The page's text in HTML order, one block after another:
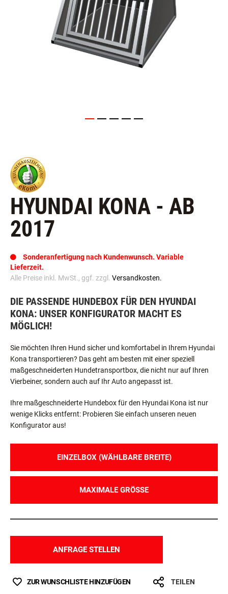
HYUNDAI KONA - AB
2017
Sonderanfertigung nach Kundenwunsch. Variable
Lieferzeit.
Alle Preise inkl. MwSt., ggf. zzgl. Versandkosten.
DIE PASSENDE HUNDEBOX FÜR DEN HYUNDAI
KONA: UNSER KONFIGURATOR MACHT ES
MÖGLICH!
Sie möchten Ihren Hund sicher und komfortabel in Ihrem Hyundai
Kona transportieren? Das geht am besten mit einer speziell
maßgeschneiderten Hundetransportbox, die nicht nur auf Ihren
Vierbeiner, sondern auch auf Ihr Auto angepasst ist.
Ihre maßgeschneiderte Hundebox für den Hyundai Kona ist nur
wenige Klicks entfernt: Probieren Sie einfach unseren neuen
Konfigurator aus!
EINZELBOX (WÄHLBARE BREITE)
MAXIMALE GRÖSSE
ANFRAGE STELLEN
ZUR WUNSCHLISTE HINZUFÜGEN TEILEN